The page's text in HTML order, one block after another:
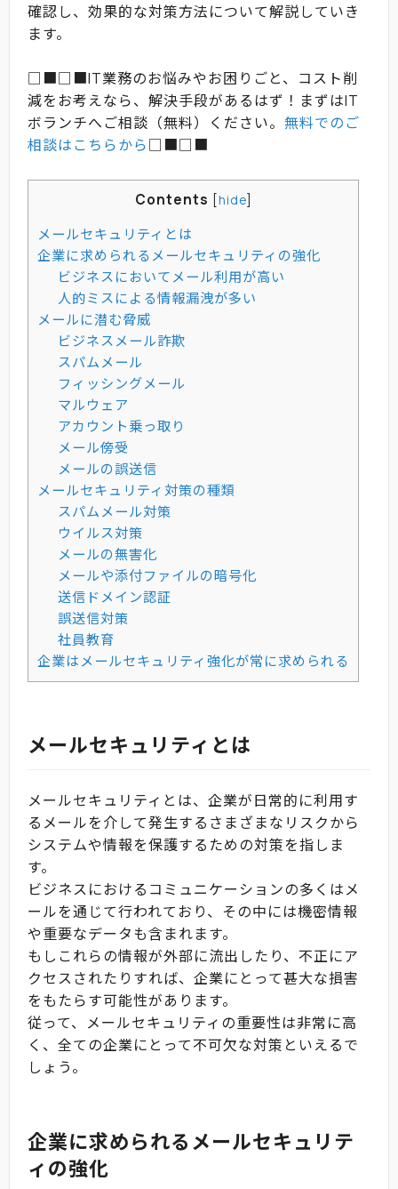
確認し、効果的な対策方法について解説していき
ます。
□■□■IT業務のお悩みやお困りごと、コスト削
減をお考えなら、解決手段があるはず！まずはIT
ボランチへご相談（無料）ください。 無料でのご
相談はこちらから□■□■
Contents [hide]
メールセキュリティとは
企業に求められるメールセキュリティの強化
ビジネスにおいてメール利用が高い
人的ミスによる情報漏洩が多い
メールに潜む脅威
ビジネスメール詐欺
スパムメール
フィッシングメール
マルウェア
アカウント乗っ取り
メール傍受
メールの誤送信
メールセキュリティ対策の種類
スパムメール対策
ウイルス対策
メールの無害化
メールや添付ファイルの暗号化
送信ドメイン認証
誤送信対策
社員教育
企業はメールセキュリティ強化が常に求められる
メールセキュリティとは
メールセキュリティとは、企業が日常的に利用す
るメールを介して発生するさまざまなリスクから
システムや情報を保護するための対策を指しま
す。
ビジネスにおけるコミュニケーションの多くはメ
ールを通じて行われており、その中には機密情報
や重要なデータも含まれます。
もしこれらの情報が外部に流出したり、不正にア
クセスされたりすれば、企業にとって甚大な損害
をもたらす可能性があります。
従って、メールセキュリティの重要性は非常に高
く、全ての企業にとって不可欠な対策といえるで
しょう。
企業に求められるメールセキュリテ
ィの強化